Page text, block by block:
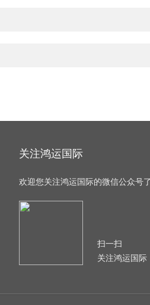
关注鸿运国际
欢迎您关注鸿运国际的微信公众号
扫一扫
关注鸿运国际